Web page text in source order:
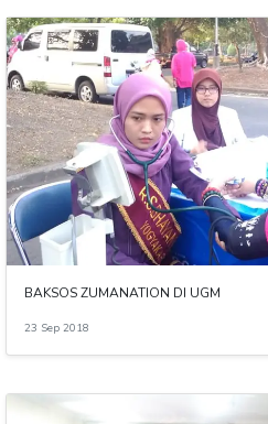
BAKSOS ZUMANATION DI UGM
23 Sep 2018